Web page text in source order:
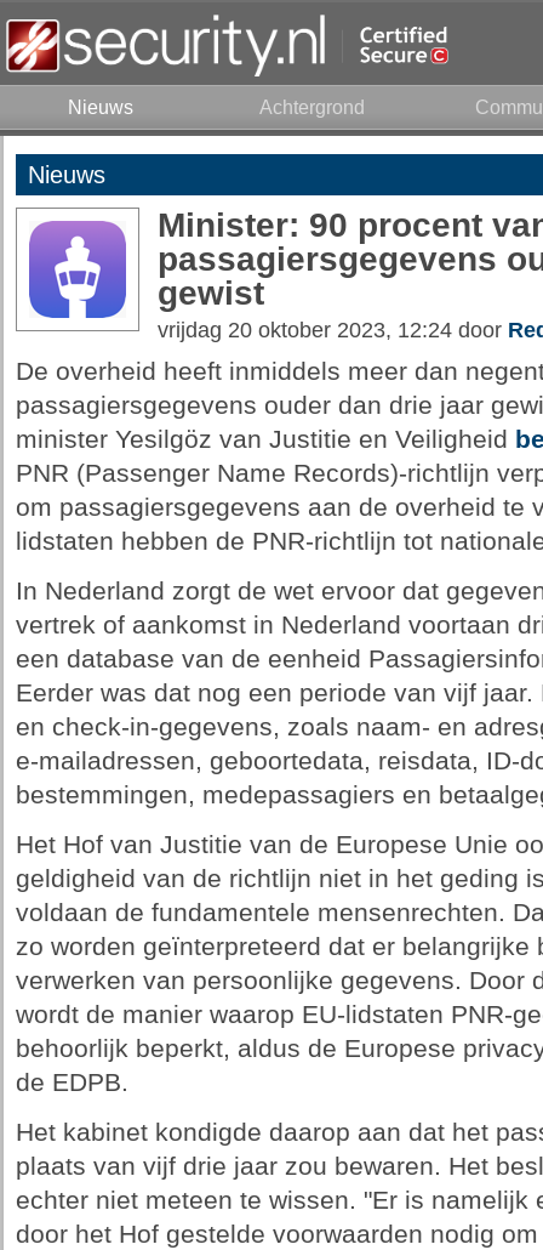
Nieuws Achtergrond
Nieuws
Minister: 90 procent
passagiersgegevens
gewist
vrijdag 20 oktober 2023, 12:24 door
De overheid heeft inmiddels meer dan
passagiersgegevens ouder dan drie jaar
minister Yesilgöz van Justitie en Veiligheid
PNR (Passenger Name Records)-richtlijn
om passagiersgegevens aan de overheid te
lidstaten hebben de PNR-richtlijn tot
In Nederland zorgt de wet ervoor dat
vertrek of aankomst in Nederland voortaan
een database van de eenheid
Eerder was dat nog een periode van vijf
en check-in-gegevens, zoals naam- en
e-mailadressen, geboortedata, reisdata, ID-
bestemmingen, medepassagiers en
Het Hof van Justitie van de Europese Unie
geldigheid van de richtlijn niet in het geding
voldaan de fundamentele mensenrechten.
zo worden geïnterpreteerd dat er belangrijke
verwerken van persoonlijke gegevens. Door
wordt de manier waarop EU-lidstaten PNR-
behoorlijk beperkt, aldus de Europese
de EDPB.
Het kabinet kondigde daarop aan dat het
plaats van vijf drie jaar zou bewaren. Het
echter niet meteen te wissen. "Er is namelijk
door het Hof gestelde voorwaarden nodig